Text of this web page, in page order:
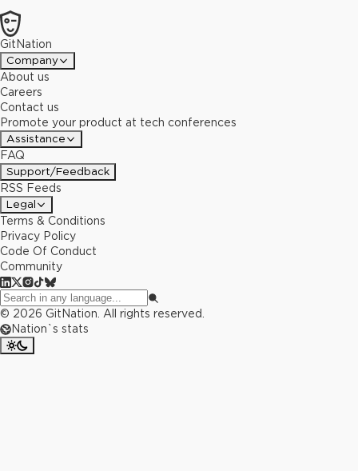
GitNation
Company
About us
Careers
Contact us
Promote your product at tech conferences
Assistance
FAQ
Support/Feedback
RSS Feeds
Legal
Terms & Conditions
Privacy Policy
Code Of Conduct
Community
© 2026 GitNation. All rights reserved.
Nation`s stats